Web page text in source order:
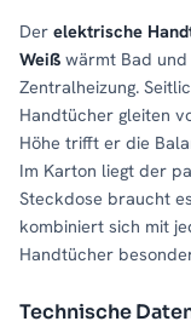
Der elektrische
Weiß wärmt Bad
Zentralheizung.
Handtücher gleiten
Höhe trifft er die
Im Karton liegt der
Steckdose braucht
kombiniert sich mit
Handtücher
Technische